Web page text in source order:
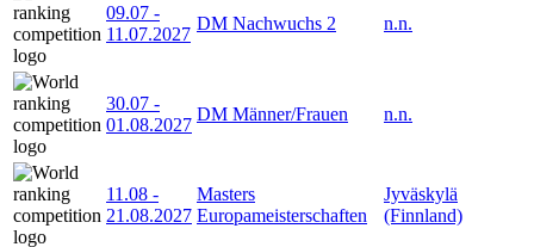
09.07 -
11.07.2027
DM Nachwuchs 2 n.n.
30.07 -
01.08.2027
DM Männer/Frauen n.n.
11.08 -
21.08.2027
Masters
Europameisterschaften
Jyväskylä
(Finnland)